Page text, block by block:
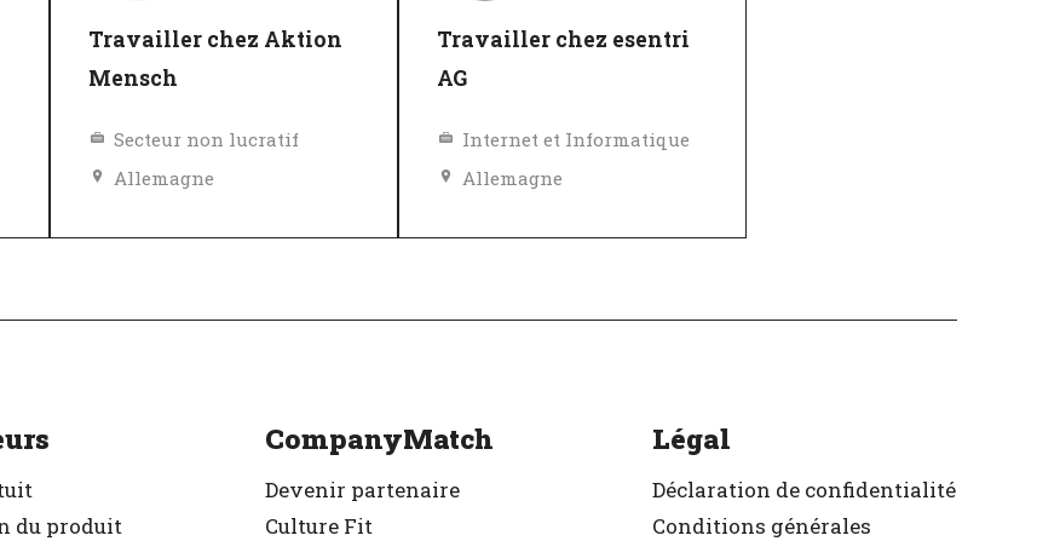
Travailler chez Aktion
Mensch
Secteur non lucratif
Allemagne
Travailler chez esentri
AG
Internet et Informatique
Allemagne
du produit
CompanyMatch
Devenir partenaire
Culture Fit
Légal
Déclaration de confidentialité
Conditions générales